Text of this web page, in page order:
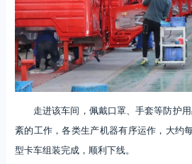
走进该车间，佩戴口罩、手套等防护
紊的工作，各类生产机器有序运作，大约
型卡车组装完成，顺利下线。